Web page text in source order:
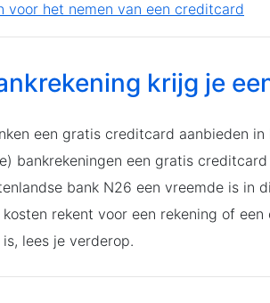
voor het nemen van een creditcard
krijg je
een gratis creditcard aanbieden
bankrekeningen een gratis
bank N26 een vreemde is in
rekent voor een rekening of
lees je verderop.